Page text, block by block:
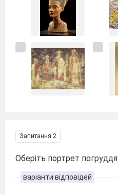
Запитання 2
Оберіть портрет погруддя
варіанти відповідей